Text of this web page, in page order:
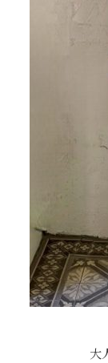
大